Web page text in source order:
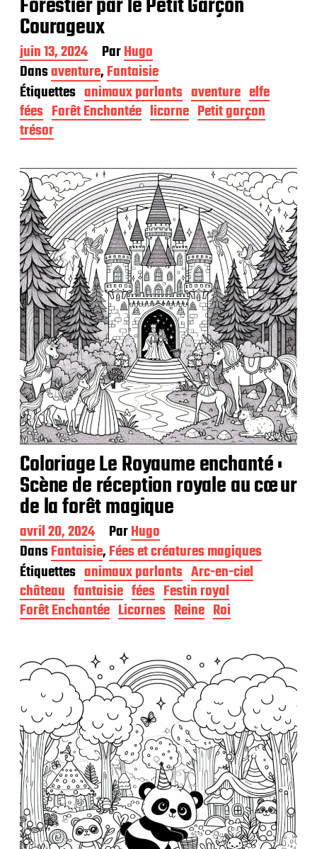
Forestier par le Petit Garçon
Courageux
D
a
t
e
d
e
p
b
l
i
c
a
t
i
o
n
juin 13, 2024 ParHugo
Dansaventure,Fantaisie
Étiquettes animaux parlants aventure elfe
fées Forêt Enchantée licorne Petit garçon
trésor
Coloriage Le Royaume enchanté :
Scène de réception royale au cœur
de la forêt magique
D
a
t
e
d
e
p
l
i
c
a
t
i
o
n
avril 20, 2024 ParHugo
DansFantaisie,Fées et créatures magiques
Étiquettes animaux parlants Arc-en-ciel
château fantaisie fées Festin royal
Forêt Enchantée Licornes Reine Roi